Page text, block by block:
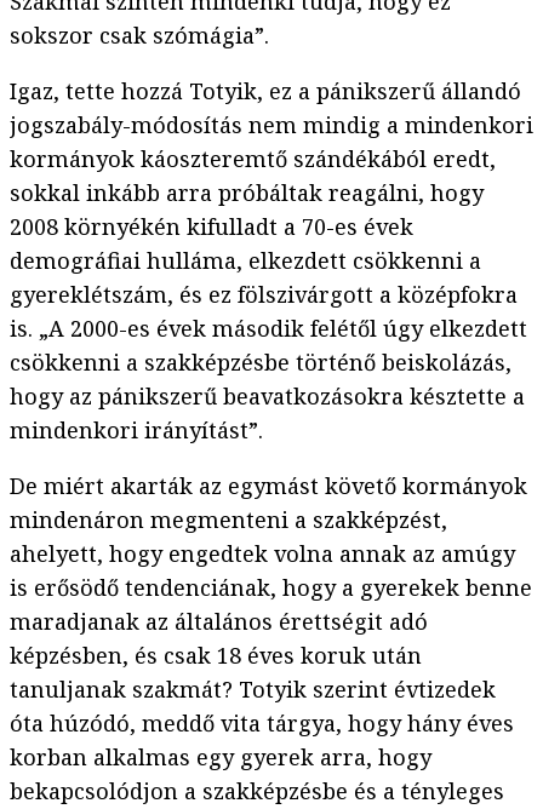
sokszor csak szómágia”.
Igaz, tette hozzá Totyik, ez a pánikszerű állandó
jogszabály-módosítás nem mindig a mindenkori
kormányok káoszteremtő szándékából eredt,
sokkal inkább arra próbáltak reagálni, hogy
2008 környékén kifulladt a 70-es évek
demográfiai hulláma, elkezdett csökkenni a
gyereklétszám, és ez fölszivárgott a középfokra
is. „A 2000-es évek második felétől úgy elkezdett
csökkenni a szakképzésbe történő beiskolázás,
hogy az pánikszerű beavatkozásokra késztette a
mindenkori irányítást”.
De miért akarták az egymást követő kormányok
mindenáron megmenteni a szakképzést,
ahelyett, hogy engedtek volna annak az amúgy
is erősödő tendenciának, hogy a gyerekek benne
maradjanak az általános érettségit adó
képzésben, és csak 18 éves koruk után
tanuljanak szakmát? Totyik szerint évtizedek
óta húzódó, meddő vita tárgya, hogy hány éves
korban alkalmas egy gyerek arra, hogy
bekapcsolódjon a szakképzésbe és a tényleges